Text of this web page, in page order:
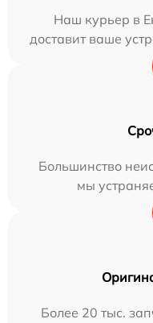
Наш курьер в
доставит ваше
Большинство
мы
Более 20 тыс.